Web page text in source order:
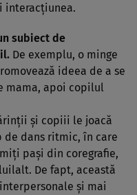
interacţiunea.
subiect de
De exemplu, o minge
ideea de a se
mama, apoi copilul
şi copiii le joacă
dans ritmic, în care
paşi din coregrafie,
De fapt, această
şi mai